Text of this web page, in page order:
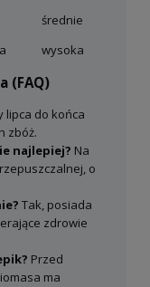
średnie
wysoka
(FAQ)
lipca do końca
zbóż.
najlepiej? Na
o
Tak, posiada
zdrowie
Przed
ma